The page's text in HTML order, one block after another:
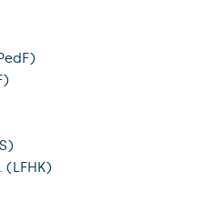
(LFHK)